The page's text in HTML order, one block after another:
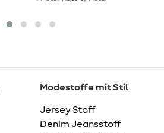
Modestoffe mit Stil
Jersey Stoff
Denim Jeansstoff